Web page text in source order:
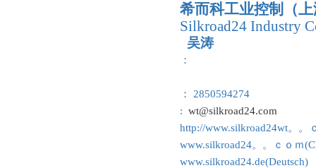
希而科工业控制（
Silkroad24 Industry
吴涛
：
： 2850594274
: wt@silkroad24.com
http://www.silkroad24wt。。
www.silkroad24。。ｃｏｍ
www.silkroad24.de(Deutsch)